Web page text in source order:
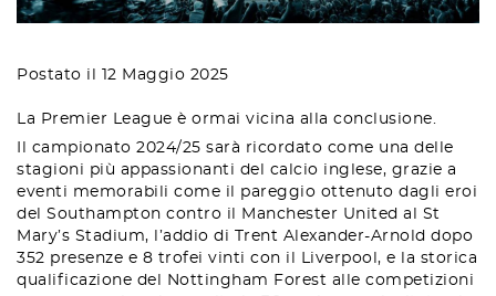
Postato il 12 Maggio 2025
La Premier League è ormai vicina alla conclusione.
Il campionato 2024/25 sarà ricordato come una delle
stagioni più appassionanti del calcio inglese, grazie a
eventi memorabili come il pareggio ottenuto dagli eroi
del Southampton contro il Manchester United al St
Mary’s Stadium, l’addio di Trent Alexander-Arnold dopo
352 presenze e 8 trofei vinti con il Liverpool, e la storica
qualificazione del Nottingham Forest alle competizioni